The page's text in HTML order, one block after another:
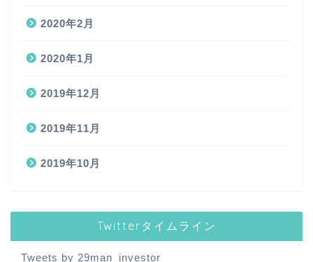
2020年2月
2020年1月
2019年12月
2019年11月
2019年10月
Twitterタイムライン
Tweets by 29man_investor